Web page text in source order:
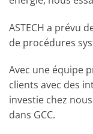
ASTECH a prévu
de procédures
Avec une équipe
clients avec des
investie chez
dans GCC.